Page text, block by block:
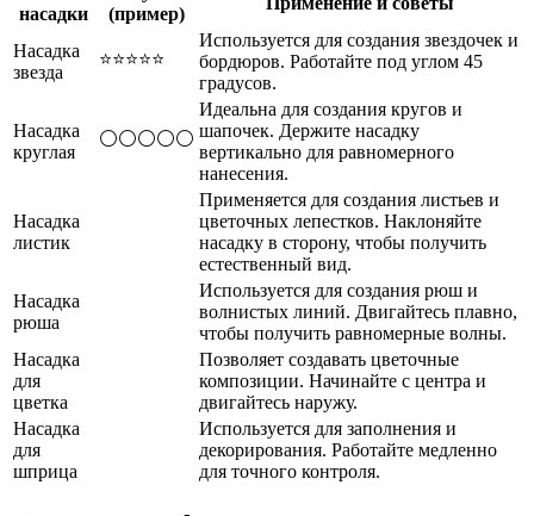
насадки
(пример)
Насадка
звезда
⭐⭐⭐⭐⭐
Используется для создания звездочек и
бордюров. Работайте под углом 45
градусов.
Насадка
круглая
⚪⚪⚪⚪⚪
Идеальна для создания кругов и
шапочек. Держите насадку
вертикально для равномерного
нанесения.
Насадка
листик
Применяется для создания листьев и
цветочных лепестков. Наклоняйте
насадку в сторону, чтобы получить
естественный вид.
Насадка
рюша
Используется для создания рюш и
волнистых линий. Двигайтесь плавно,
чтобы получить равномерные волны.
Насадка
для
цветка
Позволяет создавать цветочные
композиции. Начинайте с центра и
двигайтесь наружу.
Насадка
для
шприца
Используется для заполнения и
декорирования. Работайте медленно
для точного контроля.